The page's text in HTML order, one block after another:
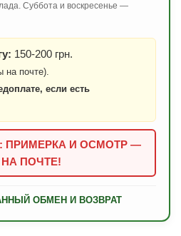
Суббота и воскресенье —
150-200 грн.
на почте).
если есть
ПРИМЕРКА И ОСМОТР —
НА ПОЧТЕ!
ОБМЕН И ВОЗВРАТ